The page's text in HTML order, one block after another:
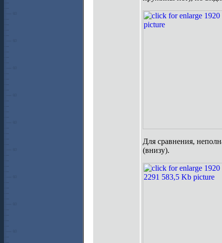
Для сравнения,
(внизу).